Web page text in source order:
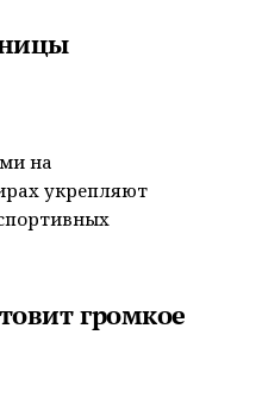
на
укрепляют
громкое